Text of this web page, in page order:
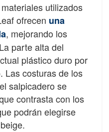
utilizados
ofrecen una
, mejorando los
parte alta del
plástico duro por
Las costuras de los
salpicadero se
contrasta con los
podrán elegirse